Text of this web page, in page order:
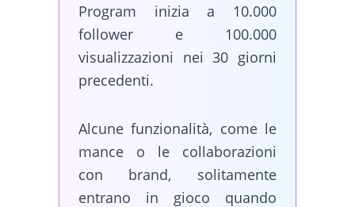
Program inizia a 10.000
follower e 100.000
visualizzazioni nei 30 giorni
precedenti.
Alcune funzionalità, come le
mance o le collaborazioni
con brand, solitamente
entrano in gioco quando